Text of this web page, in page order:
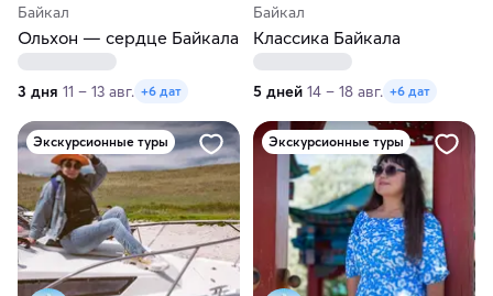
Байкал
Ольхон — сердце Байкала
3 дня 11 – 13 авг. +6 дат
Байкал
Классика Байкала
5 дней 14 – 18 авг. +6 дат
Экскурсионные туры Экскурсионные туры